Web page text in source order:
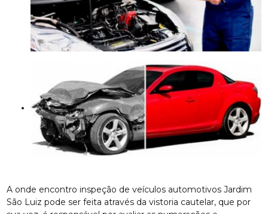
A onde encontro inspeção de veículos automotivos Jardim
São Luiz pode ser feita através da vistoria cautelar, que por